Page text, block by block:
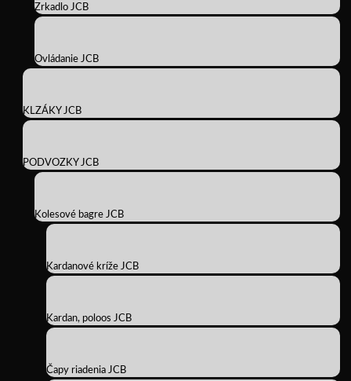
Zrkadlo JCB
Ovládanie JCB
KLZÁKY JCB
PODVOZKY JCB
Kolesové bagre JCB
Kardanové kríže JCB
Kardan, poloos JCB
Čapy riadenia JCB